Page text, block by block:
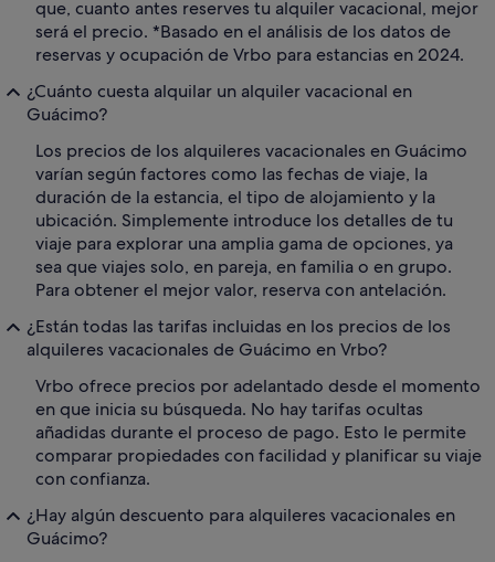
que, cuanto antes reserves tu alquiler vacacional, mejor
será el precio. *Basado en el análisis de los datos de
reservas y ocupación de Vrbo para estancias en 2024.
¿Cuánto cuesta alquilar un alquiler vacacional en
Guácimo?
Los precios de los alquileres vacacionales en Guácimo
varían según factores como las fechas de viaje, la
duración de la estancia, el tipo de alojamiento y la
ubicación. Simplemente introduce los detalles de tu
viaje para explorar una amplia gama de opciones, ya
sea que viajes solo, en pareja, en familia o en grupo.
Para obtener el mejor valor, reserva con antelación.
¿Están todas las tarifas incluidas en los precios de los
alquileres vacacionales de Guácimo en Vrbo?
Vrbo ofrece precios por adelantado desde el momento
en que inicia su búsqueda. No hay tarifas ocultas
añadidas durante el proceso de pago. Esto le permite
comparar propiedades con facilidad y planificar su viaje
con confianza.
¿Hay algún descuento para alquileres vacacionales en
Guácimo?